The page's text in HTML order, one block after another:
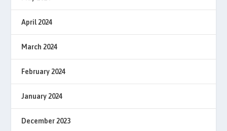
April 2024
March 2024
February 2024
January 2024
December 2023